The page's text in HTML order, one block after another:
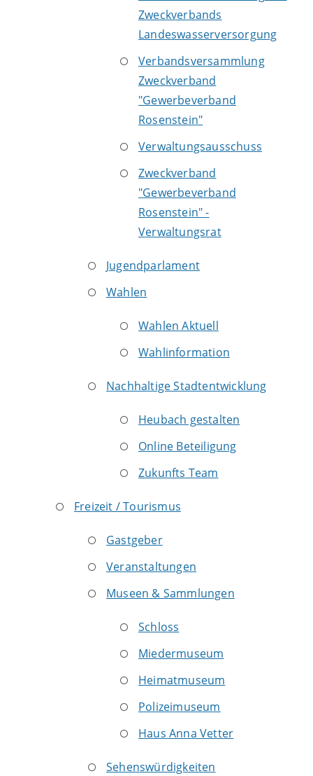
Zweckverbands
Landeswasserversorgung
Verbandsversammlung
Zweckverband
"Gewerbeverband
Rosenstein"
Verwaltungsausschuss
Zweckverband
"Gewerbeverband
Rosenstein" -
Verwaltungsrat
Jugendparlament
Wahlen
Wahlen Aktuell
Wahlinformation
Nachhaltige Stadtentwicklung
Heubach gestalten
Online Beteiligung
Zukunfts Team
Freizeit / Tourismus
Gastgeber
Veranstaltungen
Museen & Sammlungen
Schloss
Miedermuseum
Heimatmuseum
Polizeimuseum
Haus Anna Vetter
Sehenswürdigkeiten